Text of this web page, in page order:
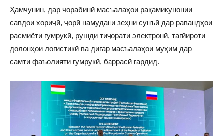
Ҳамчунин, дар чорабинӣ масъалаҳои рақамикунонии
савдои хориҷӣ, ҷорӣ намудани зеҳни сунъӣ дар равандҳои
расмиёти гумрукӣ, рушди тиҷорати электронӣ, тағйироти
долонҳои логистикӣ ва дигар масъалаҳои муҳим дар
самти фаъолияти гумрукӣ, баррасӣ гардид.